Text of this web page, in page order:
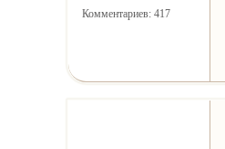
Комментариев: 417